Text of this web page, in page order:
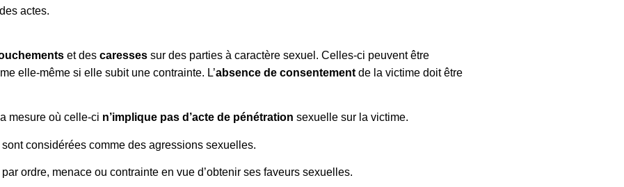
actes.
et des caresses sur des parties à caractère sexuel. Celles-ci peuvent être
elle-même si elle subit une contrainte. L’absence de consentement de la victime doit être
mesure où celle-ci n’implique pas d’acte de pénétration sexuelle sur la victime.
sont considérées comme des agressions sexuelles.
ordre, menace ou contrainte en vue d’obtenir ses faveurs sexuelles.